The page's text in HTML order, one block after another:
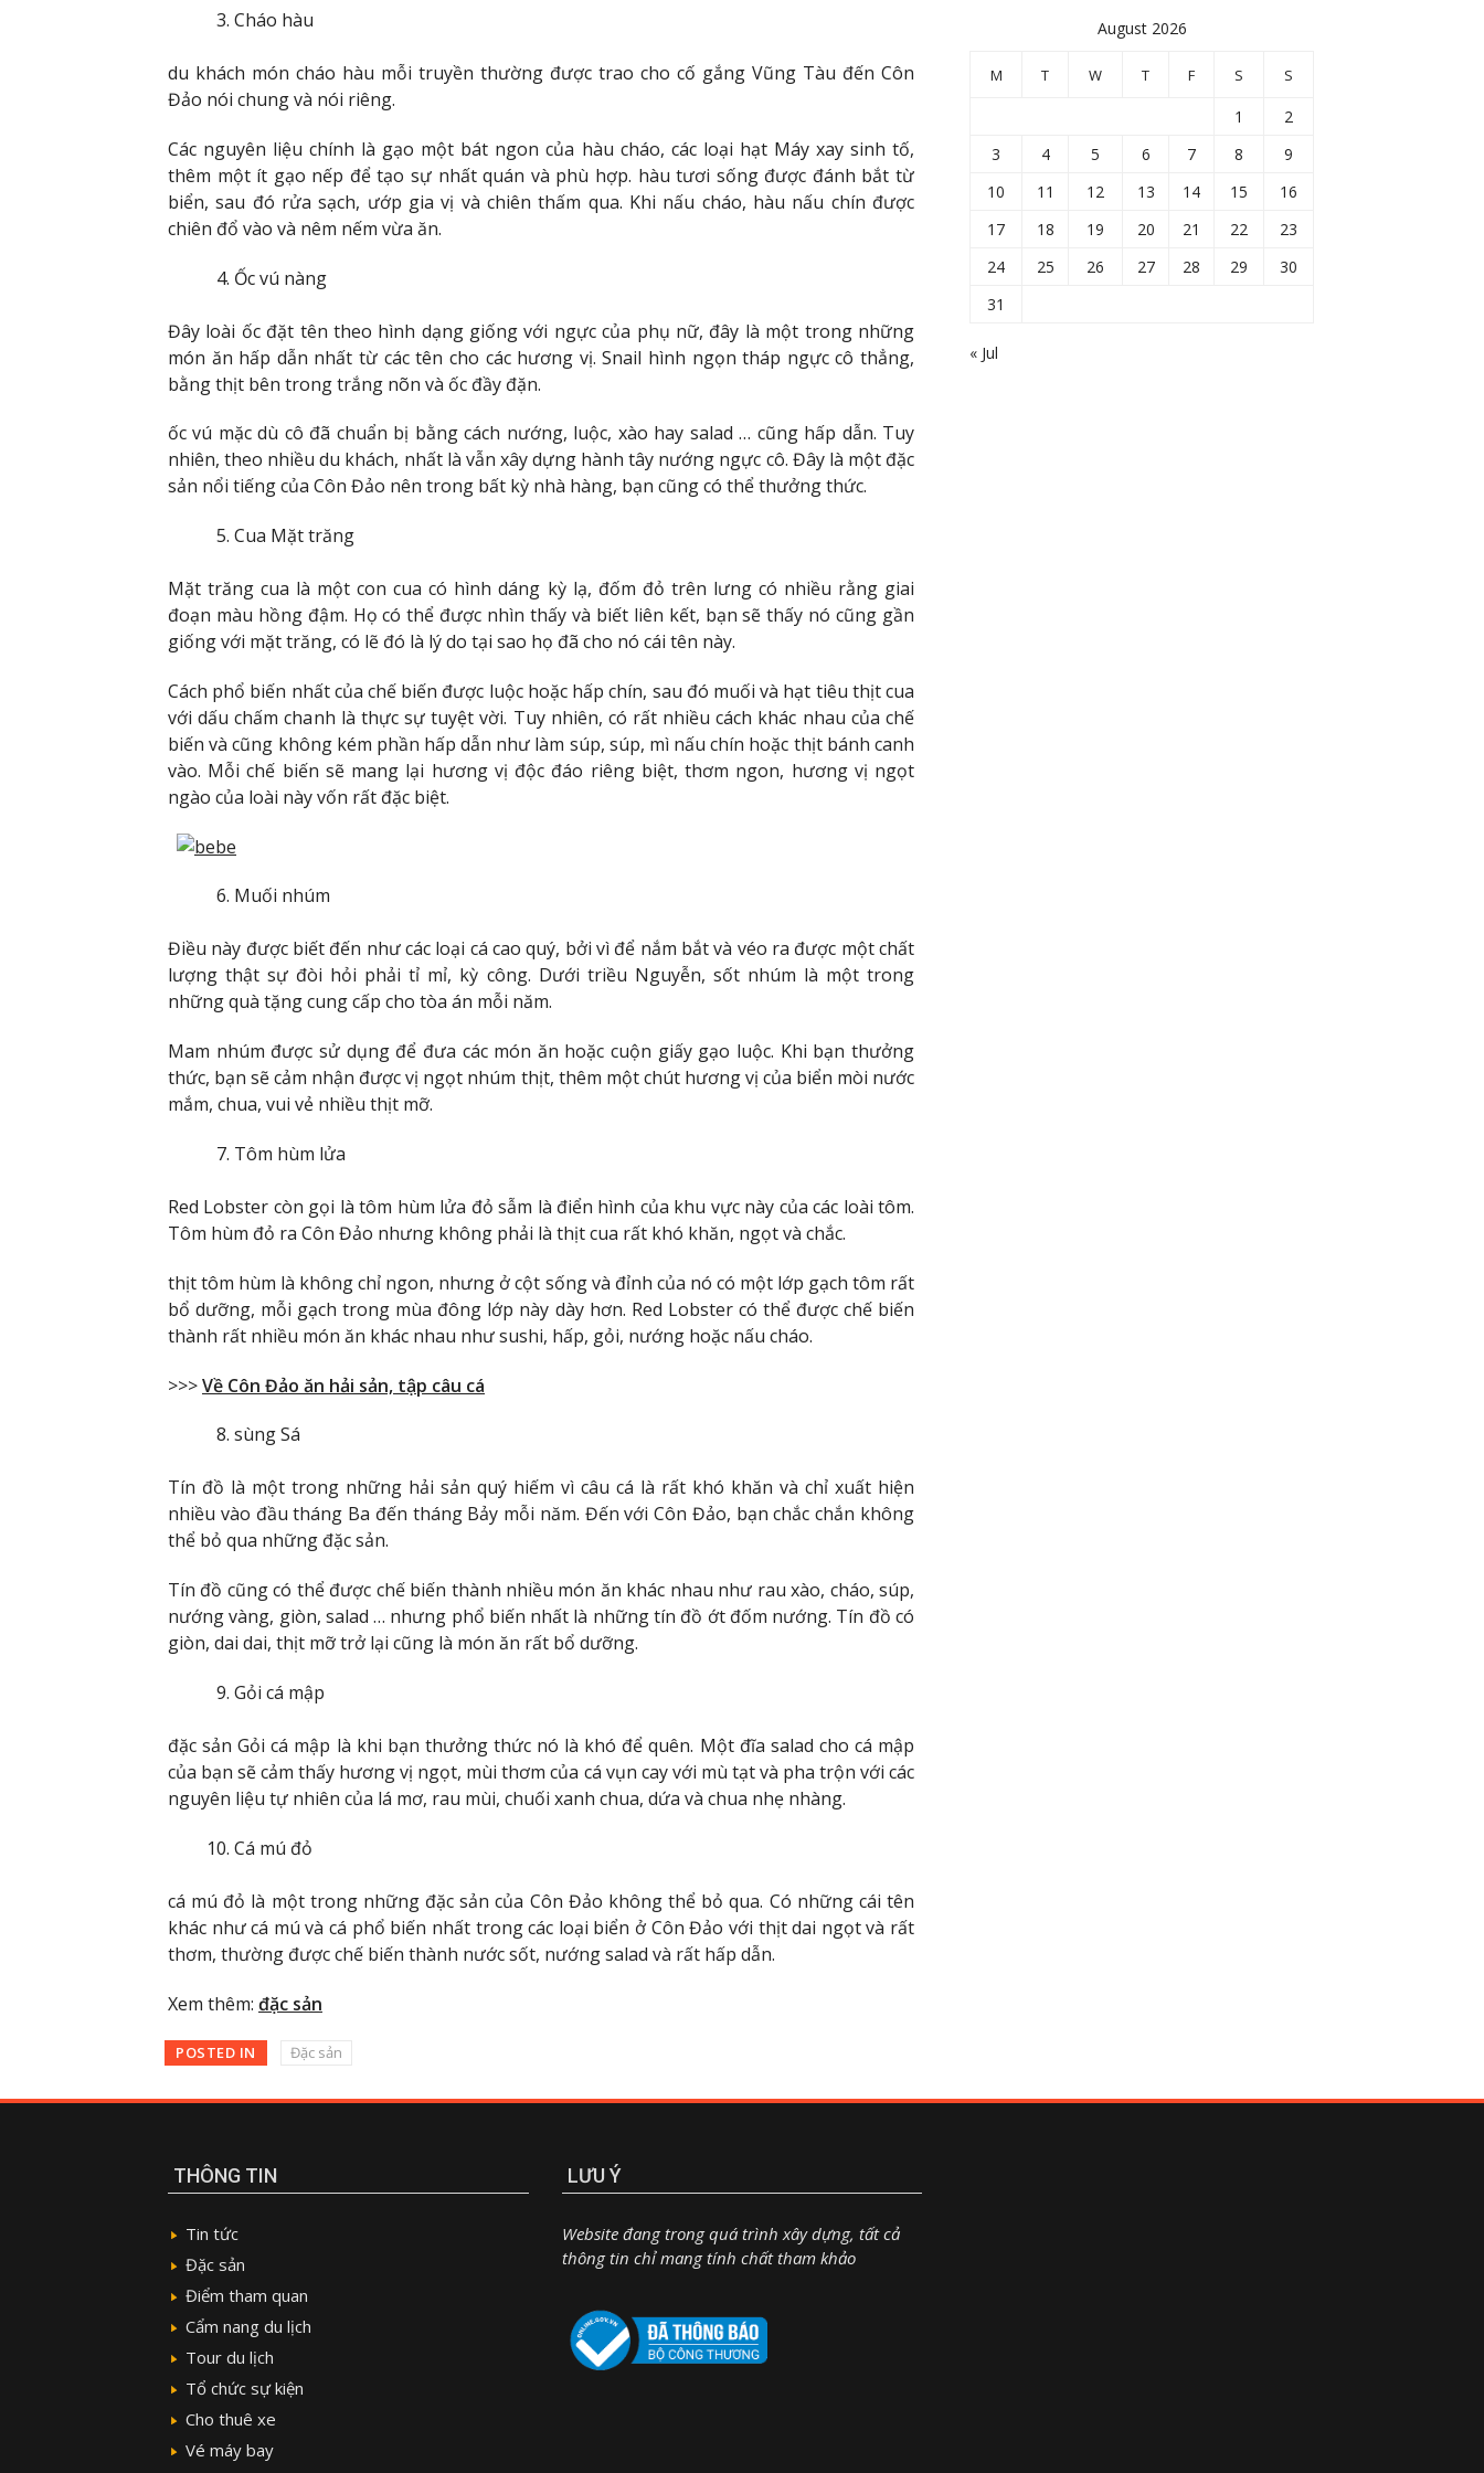
Cháo hàu
du khách món cháo hàu mỗi truyền thường được trao cho cố gắng Vũng Tàu đến Côn
Đảo nói chung và nói riêng.
Các nguyên liệu chính là gạo một bát ngon của hàu cháo, các loại hạt Máy xay sinh tố,
thêm một ít gạo nếp để tạo sự nhất quán và phù hợp. hàu tươi sống được đánh bắt từ
biển, sau đó rửa sạch, ướp gia vị và chiên thấm qua. Khi nấu cháo, hàu nấu chín được
chiên đổ vào và nêm nếm vừa ăn.
Ốc vú nàng
Đây loài ốc đặt tên theo hình dạng giống với ngực của phụ nữ, đây là một trong những
món ăn hấp dẫn nhất từ các tên cho các hương vị. Snail hình ngọn tháp ngực cô thẳng,
bằng thịt bên trong trắng nõn và ốc đầy đặn.
ốc vú mặc dù cô đã chuẩn bị bằng cách nướng, luộc, xào hay salad … cũng hấp dẫn. Tuy
nhiên, theo nhiều du khách, nhất là vẫn xây dựng hành tây nướng ngực cô. Đây là một đặc
sản nổi tiếng của Côn Đảo nên trong bất kỳ nhà hàng, bạn cũng có thể thưởng thức.
Cua Mặt trăng
Mặt trăng cua là một con cua có hình dáng kỳ lạ, đốm đỏ trên lưng có nhiều rằng giai
đoạn màu hồng đậm. Họ có thể được nhìn thấy và biết liên kết, bạn sẽ thấy nó cũng gần
giống với mặt trăng, có lẽ đó là lý do tại sao họ đã cho nó cái tên này.
Cách phổ biến nhất của chế biến được luộc hoặc hấp chín, sau đó muối và hạt tiêu thịt cua
với dấu chấm chanh là thực sự tuyệt vời. Tuy nhiên, có rất nhiều cách khác nhau của chế
biến và cũng không kém phần hấp dẫn như làm súp, súp, mì nấu chín hoặc thịt bánh canh
vào. Mỗi chế biến sẽ mang lại hương vị độc đáo riêng biệt, thơm ngon, hương vị ngọt
ngào của loài này vốn rất đặc biệt.
Muối nhúm
Điều này được biết đến như các loại cá cao quý, bởi vì để nắm bắt và véo ra được một chất
lượng thật sự đòi hỏi phải tỉ mỉ, kỳ công. Dưới triều Nguyễn, sốt nhúm là một trong
những quà tặng cung cấp cho tòa án mỗi năm.
Mam nhúm được sử dụng để đưa các món ăn hoặc cuộn giấy gạo luộc. Khi bạn thưởng
thức, bạn sẽ cảm nhận được vị ngọt nhúm thịt, thêm một chút hương vị của biển mòi nước
mắm, chua, vui vẻ nhiều thịt mỡ.
Tôm hùm lửa
Red Lobster còn gọi là tôm hùm lửa đỏ sẫm là điển hình của khu vực này của các loài tôm.
Tôm hùm đỏ ra Côn Đảo nhưng không phải là thịt cua rất khó khăn, ngọt và chắc.
thịt tôm hùm là không chỉ ngon, nhưng ở cột sống và đỉnh của nó có một lớp gạch tôm rất
bổ dưỡng, mỗi gạch trong mùa đông lớp này dày hơn. Red Lobster có thể được chế biến
thành rất nhiều món ăn khác nhau như sushi, hấp, gỏi, nướng hoặc nấu cháo.
>>>Về Côn Đảo ăn hải sản, tập câu cá
sùng Sá
Tín đồ là một trong những hải sản quý hiếm vì câu cá là rất khó khăn và chỉ xuất hiện
nhiều vào đầu tháng Ba đến tháng Bảy mỗi năm. Đến với Côn Đảo, bạn chắc chắn không
thể bỏ qua những đặc sản.
Tín đồ cũng có thể được chế biến thành nhiều món ăn khác nhau như rau xào, cháo, súp,
nướng vàng, giòn, salad … nhưng phổ biến nhất là những tín đồ ớt đốm nướng. Tín đồ có
giòn, dai dai, thịt mỡ trở lại cũng là món ăn rất bổ dưỡng.
Gỏi cá mập
đặc sản Gỏi cá mập là khi bạn thưởng thức nó là khó để quên. Một đĩa salad cho cá mập
của bạn sẽ cảm thấy hương vị ngọt, mùi thơm của cá vụn cay với mù tạt và pha trộn với các
nguyên liệu tự nhiên của lá mơ, rau mùi, chuối xanh chua, dứa và chua nhẹ nhàng.
Cá mú đỏ
cá mú đỏ là một trong những đặc sản của Côn Đảo không thể bỏ qua. Có những cái tên
khác như cá mú và cá phổ biến nhất trong các loại biển ở Côn Đảo với thịt dai ngọt và rất
thơm, thường được chế biến thành nước sốt, nướng salad và rất hấp dẫn.
Xem thêm: đặc sản
POSTED IN Đặc sản
August 2026
M T W T F S S
1
2
3
4 5 6 7 8
9
10
11 12 13 14 15
16
17
18 19 20 21 22
23
24
25 26 27 28 29
30
31
« Jul
THÔNG TIN
Tin tức
Đặc sản
Điểm tham quan
Cẩm nang du lịch
Tour du lịch
Tổ chức sự kiện
Cho thuê xe
Vé máy bay
LƯU Ý
Website đang trong quá trình xây dựng, tất cả
thông tin chỉ mang tính chất tham khảo